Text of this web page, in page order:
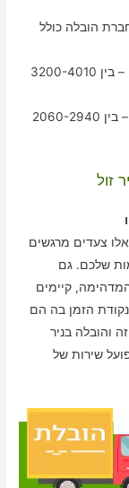
עם חברת הובלה כולל
טווח המחירים להובלת דירת 5 חדרים בניר אליהו – בין 3200-4010
טווח המחירים לאריזה דירת 5 חדרים בניר אליהו – בין 2060-2940
זול
צעדים מרגשים
שלכם. גם
קיימים
הזמן בה הם
והובלה בניר
שירות של